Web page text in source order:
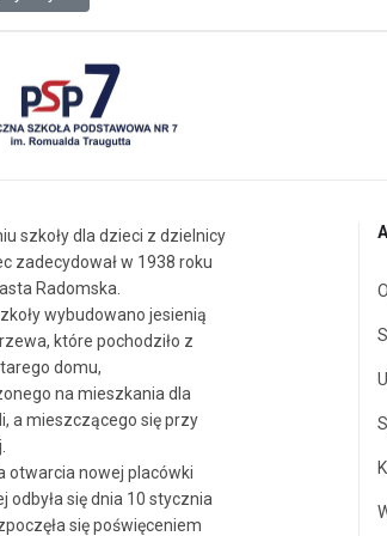
szkoły dla dzieci z dzielnicy
zadecydował w 1938 roku
Radomska.
wybudowano jesienią
które pochodziło z
domu,
na mieszkania dla
a mieszczącego się przy
otwarcia nowej placówki
odbyła się dnia 10 stycznia
się poświęceniem